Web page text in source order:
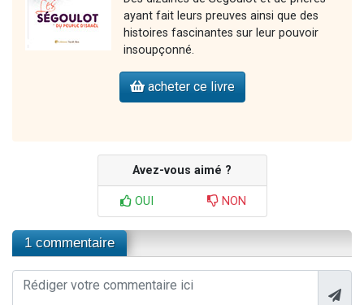
ayant fait leurs preuves ainsi que des
histoires fascinantes sur leur pouvoir
insoupçonné.
acheter ce livre
Avez-vous aimé ?
OUI NON
1 commentaire